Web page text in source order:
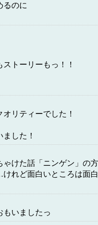
るのに
トーリーもっ！！
リティーでした！
した！
けた話「ニンゲン」の
れど面白いところは面
もいましたっ